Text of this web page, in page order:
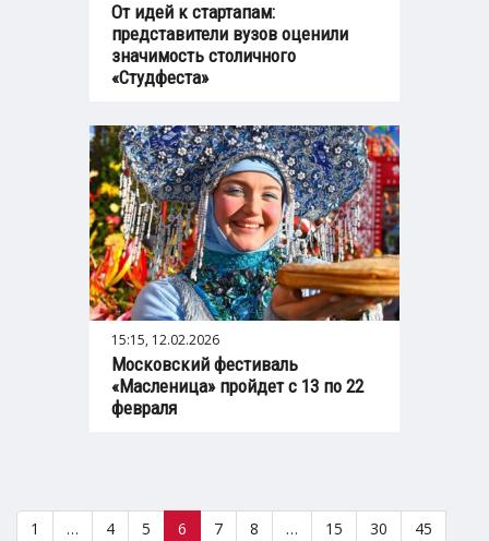
От идей к стартапам:
представители вузов оценили
значимость столичного
«Студфеста»
15:15, 12.02.2026
Московский фестиваль
«Масленица» пройдет с 13 по 22
февраля
1 … 4 5 6 7 8 … 15 30
45